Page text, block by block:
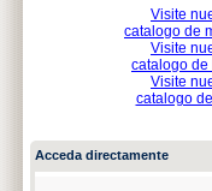
Visite
catalogo de
Visite
catalogo de
Visite
catalogo
Acceda directamente